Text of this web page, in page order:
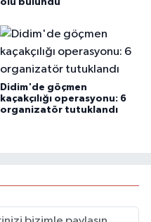
ölü bulundu
Didim'de göçmen
kaçakçılığı operasyonu: 6
organizatör tutuklandı